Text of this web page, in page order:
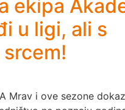
ekipa
u ligi, ali s
Mrav i ove sezone